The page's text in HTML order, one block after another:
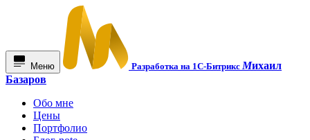
Меню Разработка на 1С-БитриксМихаил
Базаров
Обо мне
Цены
Портфолио